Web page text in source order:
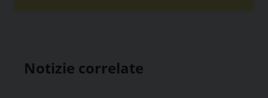
Notizie correlate